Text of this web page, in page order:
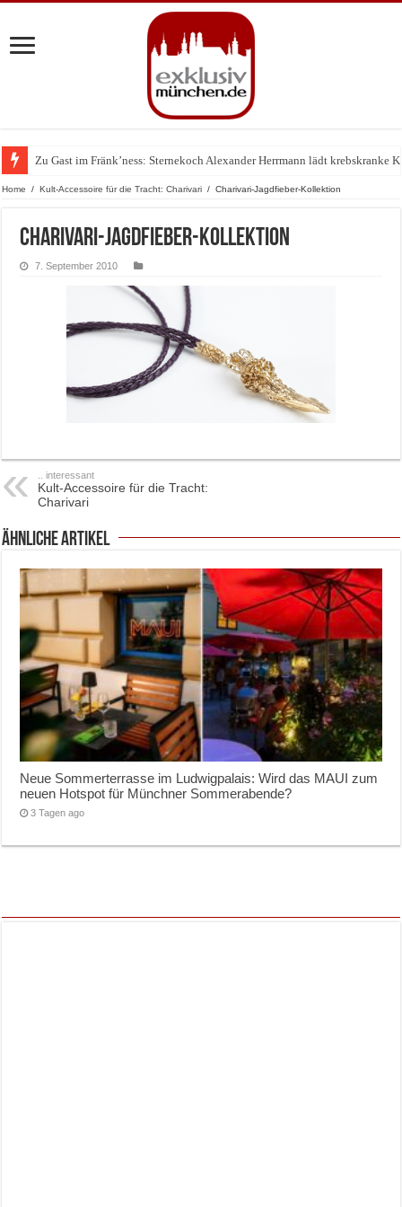
Zu Gast im Fränk’ness: Sternekoch Alexander Herrmann lädt krebskranke
Warum München gerade zum Treffpunkt der Lingerie-Branche wurde
Home / Kult-Accessoire für die Tracht: Charivari / Charivari-Jagdfieber-Kollektion
Charivari-Jagdfieber-Kollektion
7. September 2010
.. interessant
Kult-Accessoire für die Tracht:
Charivari
ähnliche Artikel
Neue Sommerterrasse im Ludwigpalais: Wird das MAUI zum
neuen Hotspot für Münchner Sommerabende?
3 Tagen ago